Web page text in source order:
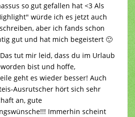
so gut gefallen hat <3 Als
würde ich es jetzt auch
aber ich fands schon
gut und hat mich begeistert 🙂
tut mir leid, dass du im Urlaub
bist und hoffe,
geht es wieder besser! Auch
Ausrutscher hört sich sehr
an, gute
Immerhin scheint